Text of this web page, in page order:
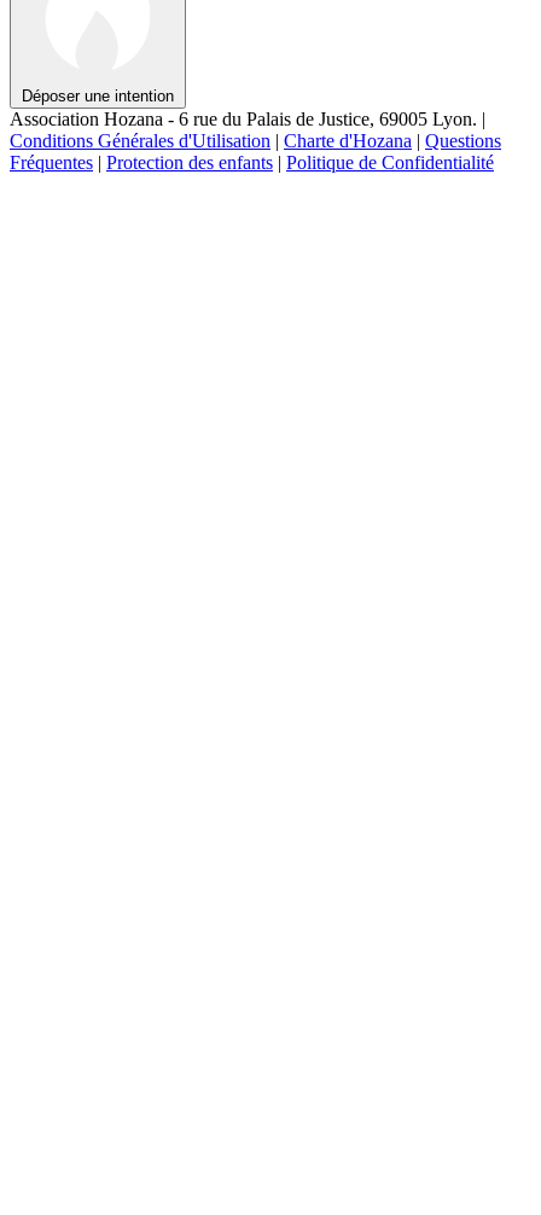
Déposer une intention
Association Hozana - 6 rue du Palais de Justice, 69005 Lyon. |
Conditions Générales d'Utilisation | Charte d'Hozana | Questions
Fréquentes | Protection des enfants | Politique de Confidentialité